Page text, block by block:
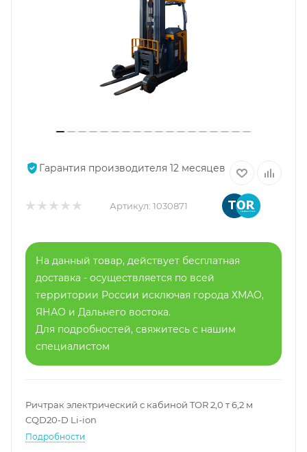
Гарантия производителя 12 месяцев
Артикул: 1030871
На данный товар, действует бесплатная
доставка - осуществляется по всей
территории России исключая города ХМАО,
ЯНАО и Дальнего востока.
Для подробностей, свяжитесь с нашим
специалистом
Ричтрак электрический с кабиной TOR 2,0 т 6,2 м
CQD20-D Li-ion
Подробности